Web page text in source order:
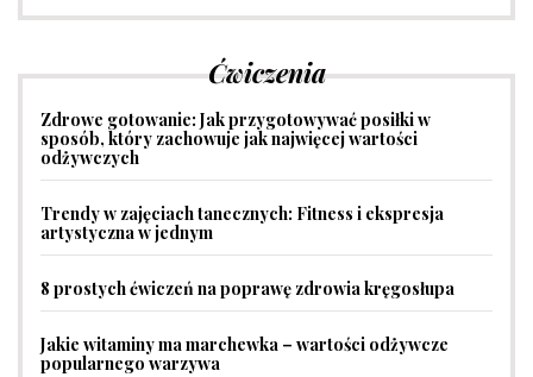
Ćwiczenia
Zdrowe gotowanie: Jak przygotowywać posiłki w
sposób, który zachowuje jak najwięcej wartości
odżywczych
Trendy w zajęciach tanecznych: Fitness i ekspresja
artystyczna w jednym
8 prostych ćwiczeń na poprawę zdrowia kręgosłupa
Jakie witaminy ma marchewka – wartości odżywcze
popularnego warzywa